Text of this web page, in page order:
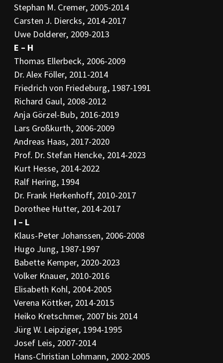
AKTUELLES
Pressemitteilungen
Ratssprüche
Archiv
Stephan M. Cremer, 2005-2014
Carsten J. Diercks, 2014-2017
Uwe Dolderer, 2009-2013
E – H
Thomas Ellerbeck, 2006-2009
Dr. Alex Föller, 2011-2014
Friedrich von Friedeburg, 1987-1991
Richard Gaul, 2008-2012
Anja Görzel-Bub, 2016-2019
Lars Großkurth, 2006-2009
Andreas Haas, 2017-2020
Prof. Dr. Stefan Hencke, 2014-2023
Kurt Hesse, 2014-2022
Ralf Hering, 1994
Dr. Frank Herkenhoff, 2010-2017
Dorothee Hutter, 2014-2017
I – L
Klaus-Peter Johanssen, 2006-2008
Hugo Jung, 1987-1997
Babette Kemper, 2020-2023
Volker Knauer, 2010-2016
Elisabeth Kohl, 2004-2005
Verena Köttker, 2014-2015
Heiko Kretschmer, 2007 bis 2014
Jürg W. Leipziger, 1994-1995
Josef Leis, 2007-2014
Hans-Christian Lohmann, 2002-2005